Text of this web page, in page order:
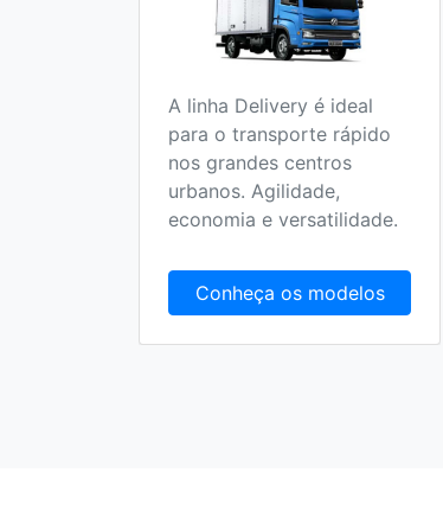
A linha Delivery é ideal
para o transporte rápido
nos grandes centros
urbanos. Agilidade,
economia e versatilidade.
Conheça os modelos